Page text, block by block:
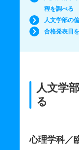
程を調べる
人文学部の
合格発表日
人文学
る
心理学科／